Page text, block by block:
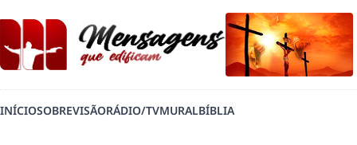
INÍCIOSOBREVISÃORÁDIO/TVMURALBÍBLIA